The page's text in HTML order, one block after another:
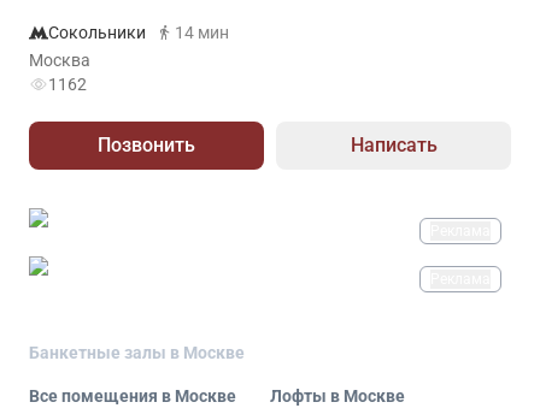
Сокольники
14 мин
Москва
1162
Позвонить Написать
Банкетные залы в Москве
Все помещения в Москве Лофты в Москве